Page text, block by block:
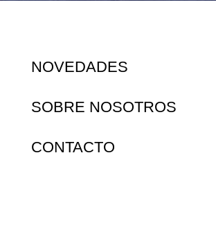
NOVEDADES
SOBRE NOSOTROS
CONTACTO